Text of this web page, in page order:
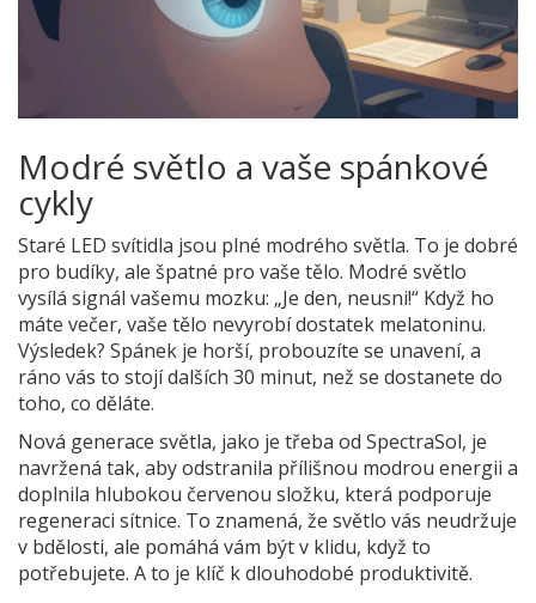
Modré světlo a vaše spánkové
cykly
Staré LED svítidla jsou plné modrého světla. To je dobré
pro budíky, ale špatné pro vaše tělo. Modré světlo
vysílá signál vašemu mozku: „Je den, neusni!“ Když ho
máte večer, vaše tělo nevyrobí dostatek melatoninu.
Výsledek? Spánek je horší, probouzíte se unavení, a
ráno vás to stojí dalších 30 minut, než se dostanete do
toho, co děláte.
Nová generace světla, jako je třeba od SpectraSol, je
navržená tak, aby odstranila přílišnou modrou energii a
doplnila hlubokou červenou složku, která podporuje
regeneraci sítnice. To znamená, že světlo vás neudržuje
v bdělosti, ale pomáhá vám být v klidu, když to
potřebujete. A to je klíč k dlouhodobé produktivitě.